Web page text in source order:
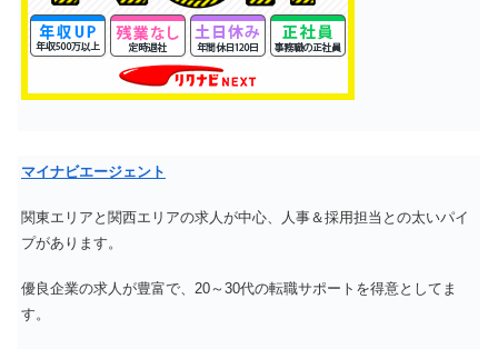
マイナビエージェント
関東エリアと関西エリアの求人が中心、人事＆採用担当との太いパイ
プがあります。
優良企業の求人が豊富で、20～30代の転職サポートを得意としてま
す。